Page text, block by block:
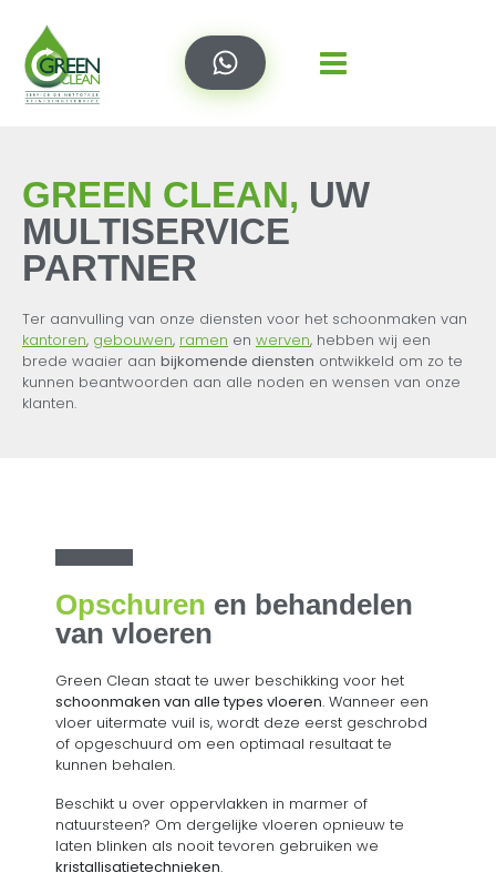
GREEN CLEAN, UW
MULTISERVICE
PARTNER
Ter aanvulling van onze diensten voor het schoonmaken van
kantoren, gebouwen, ramen en werven, hebben wij een
brede waaier aan bijkomende diensten ontwikkeld om zo te
kunnen beantwoorden aan alle noden en wensen van onze
klanten.
Opschuren en behandelen
van vloeren
Green Clean staat te uwer beschikking voor het
schoonmaken van alle types vloeren. Wanneer een
vloer uitermate vuil is, wordt deze eerst geschrobd
of opgeschuurd om een optimaal resultaat te
kunnen behalen.
Beschikt u over oppervlakken in marmer of
natuursteen? Om dergelijke vloeren opnieuw te
laten blinken als nooit tevoren gebruiken we
kristallisatietechnieken.